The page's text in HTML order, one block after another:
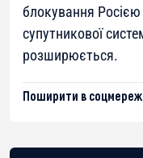
блокування Росією
супутникової
розширюється.
Поширити в